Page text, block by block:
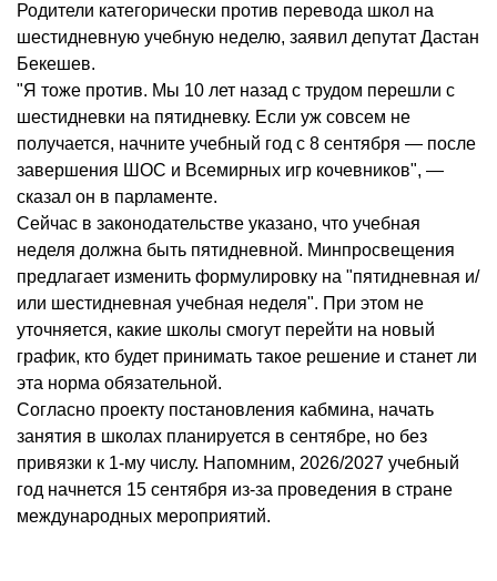
Родители категорически против перевода школ на
шестидневную учебную неделю, заявил депутат Дастан
Бекешев.
"Я тоже против. Мы 10 лет назад с трудом перешли с
шестидневки на пятидневку. Если уж совсем не
получается, начните учебный год с 8 сентября — после
завершения ШОС и Всемирных игр кочевников", —
сказал он в парламенте.
Сейчас в законодательстве указано, что учебная
неделя должна быть пятидневной. Минпросвещения
предлагает изменить формулировку на "пятидневная и/
или шестидневная учебная неделя". При этом не
уточняется, какие школы смогут перейти на новый
график, кто будет принимать такое решение и станет ли
эта норма обязательной.
Согласно проекту постановления кабмина, начать
занятия в школах планируется в сентябре, но без
привязки к 1-му числу. Напомним, 2026/2027 учебный
год начнется 15 сентября из-за проведения в стране
международных мероприятий.